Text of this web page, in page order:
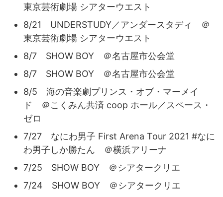
東京芸術劇場 シアターウエスト
8/21 UNDERSTUDY／アンダースタディ ＠
東京芸術劇場 シアターウエスト
8/7 SHOW BOY ＠名古屋市公会堂
8/7 SHOW BOY ＠名古屋市公会堂
8/5 海の音楽劇プリンス・オブ・マーメイ
ド ＠こくみん共済 coop ホール／スペース・
ゼロ
7/27 なにわ男子 First Arena Tour 2021 #なに
わ男子しか勝たん ＠横浜アリーナ
7/25 SHOW BOY ＠シアタークリエ
7/24 SHOW BOY ＠シアタークリエ